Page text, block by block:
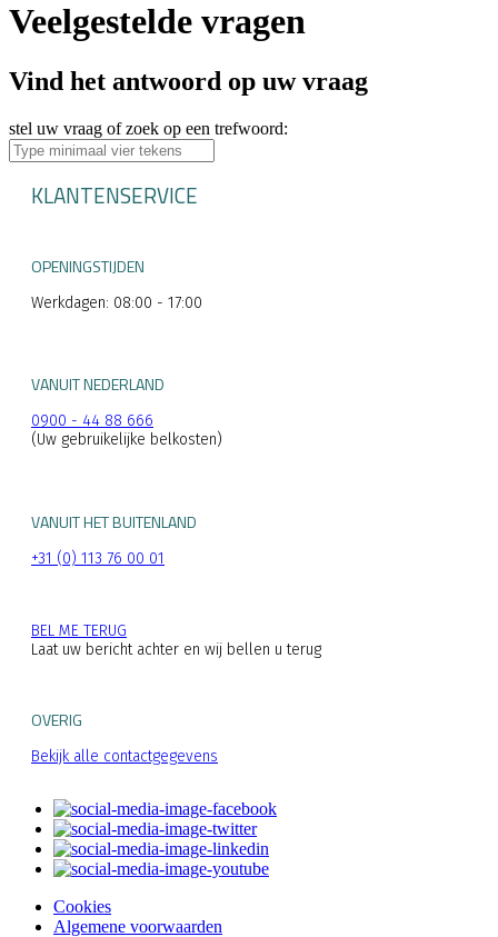
Veelgestelde vragen
Vind het antwoord op uw vraag
stel uw vraag of zoek op een trefwoord:
KLANTENSERVICE
OPENINGSTIJDEN
Werkdagen: 08:00 - 17:00
VANUIT NEDERLAND
0900 - 44 88 666
(Uw gebruikelijke belkosten)
VANUIT HET BUITENLAND
+31 (0) 113 76 00 01
BEL ME TERUG
Laat uw bericht achter en wij bellen u terug
OVERIG
Bekijk alle contactgegevens
Cookies
Algemene voorwaarden